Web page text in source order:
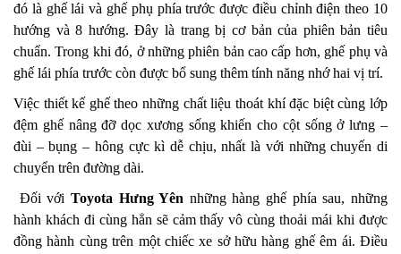
đó là ghế lái và ghế phụ phía trước được điều chỉnh điện theo 10
hướng và 8 hướng. Đây là trang bị cơ bản của phiên bản tiêu
chuẩn. Trong khi đó, ở những phiên bản cao cấp hơn, ghế phụ và
ghế lái phía trước còn được bổ sung thêm tính năng nhớ hai vị trí.
Việc thiết kế ghế theo những chất liệu thoát khí đặc biệt cùng lớp
đệm ghế nâng đỡ dọc xương sống khiến cho cột sống ở lưng –
đùi – bụng – hông cực kì dễ chịu, nhất là với những chuyến di
chuyển trên đường dài.
Đối với Toyota Hưng Yên những hàng ghế phía sau, những
hành khách đi cùng hẳn sẽ cảm thấy vô cùng thoải mái khi được
đồng hành cùng trên một chiếc xe sở hữu hàng ghế êm ái. Điều